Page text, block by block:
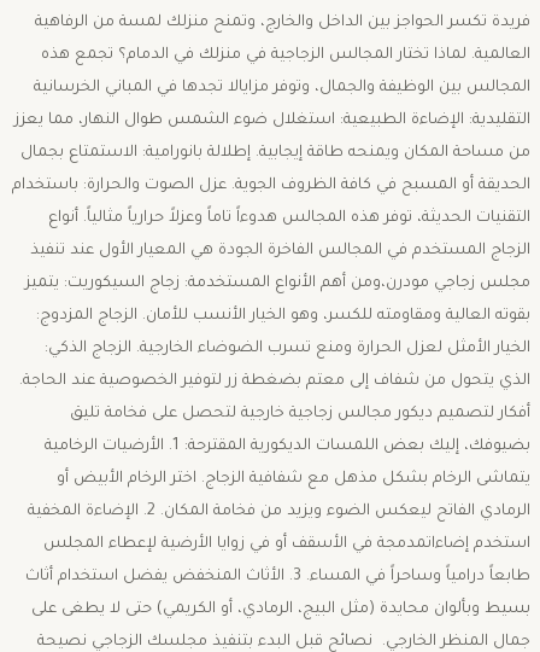
فريدة تكسر الحواجز بين الداخل والخارج، وتمنح منزلك لمسة من الرفاهية
العالمية. ​لماذا تختار المجالس الزجاجية في منزلك في الدمام؟ ​تجمع هذه
المجالس بين الوظيفة والجمال، وتوفر مزايالا تجدها في المباني الخرسانية
التقليدية: ​الإضاءة الطبيعية: استغلال ضوء الشمس طوال النهار، مما يعزز
من مساحة المكان ويمنحه طاقة إيجابية. ​إطلالة بانورامية: الاستمتاع بجمال
الحديقة أو المسبح في كافة الظروف الجوية. ​عزل الصوت والحرارة: باستخدام
التقنيات الحديثة، توفر هذه المجالس هدوءاً تاماً وعزلاً حرارياً مثالياً. ​أنواع
الزجاج المستخدم في المجالس الفاخرة ​الجودة هي المعيار الأول عند تنفيذ
مجلس زجاجي مودرن،ومن أهم الأنواع المستخدمة: ​زجاج السيكوريت: يتميز
بقوته العالية ومقاومته للكسر، وهو الخيار الأنسب للأمان. ​الزجاج المزدوج:
الخيار الأمثل لعزل الحرارة ومنع تسرب الضوضاء الخارجية. ​الزجاج الذكي:
الذي يتحول من شفاف إلى معتم بضغطة زر لتوفير الخصوصية عند الحاجة. ​
أفكار لتصميم ديكور مجالس زجاجية خارجية ​لتحصل على فخامة تليق
بضيوفك، إليك بعض اللمسات الديكورية المقترحة: ​1. الأرضيات الرخامية ​
يتماشى الرخام بشكل مذهل مع شفافية الزجاج. اختر الرخام الأبيض أو
الرمادي الفاتح ليعكس الضوء ويزيد من فخامة المكان. ​2. الإضاءة المخفية ​
استخدم إضاءاتمدمجة في الأسقف أو في زوايا الأرضية لإعطاء المجلس
طابعاً درامياً وساحراً في المساء. ​3. الأثاث المنخفض ​يفضل استخدام أثاث
بسيط وبألوان محايدة (مثل البيج، الرمادي، أو الكريمي) حتى لا يطغى على
جمال المنظر الخارجي. ​ نصائح قبل البدء بتنفيذ مجلسك الزجاجي ​نصيحة